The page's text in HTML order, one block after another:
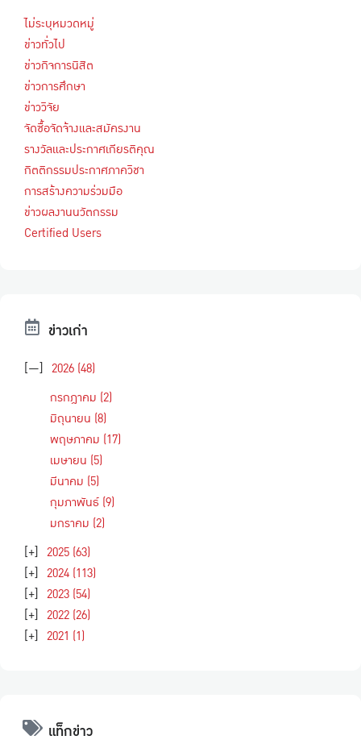
ไม่ระบุหมวดหมู่
ข่าวทั่วไป
ข่าวกิจการนิสิต
ข่าวการศึกษา
ข่าววิจัย
จัดซื้อจัดจ้างและสมัครงาน
รางวัลและประกาศเกียรติคุณ
กิตติกรรมประกาศภาควิชา
การสร้างความร่วมมือ
ข่าวผลงานนวัตกรรม
Certified Users
ข่าวเก่า
[—] 2026 (48)
กรกฎาคม (2)
มิถุนายน (8)
พฤษภาคม (17)
เมษายน (5)
มีนาคม (5)
กุมภาพันธ์ (9)
มกราคม (2)
[+] 2025 (63)
[+] 2024 (113)
[+] 2023 (54)
[+] 2022 (26)
[+] 2021 (1)
แท็กข่าว